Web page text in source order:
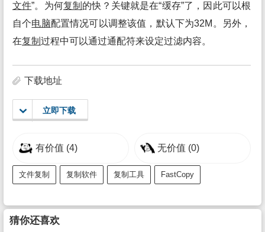
文件”。为何复制 的快？关键就是在“缓存”了，因此可以根
自个电脑配置情况可以调整该值，默认下为32M。另外，
在复制 过程中可以通过通配符来设定过滤内容。
下载地址
立即下载
有价值 (4) 无价值 (0)
文件复制 复制软件 复制工具 FastCopy
猜你还喜欢